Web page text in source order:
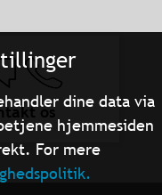
dine data via
hjemmesiden
For mere
os